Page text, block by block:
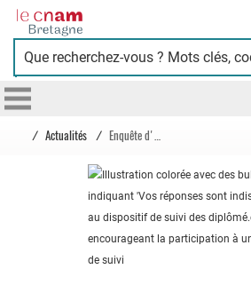
Cnam
Bretagne
/ Actualités /